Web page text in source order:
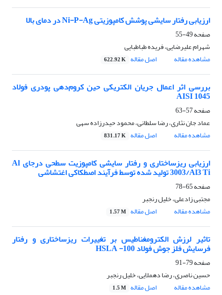
ارزیابی رفتار سایشی پوشش کامپوزیتی Ni-P-Ag در دمای بالا
صفحه49-55
شهرام علیرضایی، فریده طباطبایی
مشاهده مقاله
اصل مقاله 622.92 K
بررسی اثر اعمال جریان الکتریکی حین کروم‌دهی پودری فولاد
AISI 1045
صفحه57-63
عماد جان نثاری، رضا سلطانی، محمود حیدرزاده سهی
مشاهده مقاله
اصل مقاله 831.17 K
ارزیابی ریزساختاری و رفتار سایشی کامپوزیت‌ سطحی درجای Al
3003/Al3 Ti تولید شده توسط فرآیند اصطکاکی اغتشاشی
صفحه65-78
مجتبی زادعلی، خلیل رنجبر
مشاهده مقاله
اصل مقاله 1.57 M
تاثیر لرزش الکترومغناطیس بر تغییرات ریزساختاری و رفتار
فرسایش فلز جوش فولاد 100- HSLA
صفحه79-91
حسین ناصری، رضا دهملایی، خلیل رنجبر
مشاهده مقاله
اصل مقاله 1.5 M